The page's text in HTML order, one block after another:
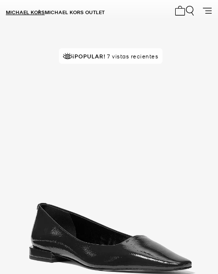
MICHAEL KORSMICHAEL KORS OUTLET
¡POPULAR! 7 vistas recientes